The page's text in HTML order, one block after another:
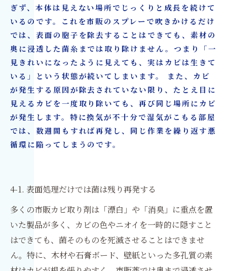
ぎず、本体は見えない場所でじっくりと成長を続けて
いるのです。これを市販のスプレーで吹きかけるだけ
では、表面の胞子を除去することはできても、素材の
奥に浸透した菌糸までは取り除けません。つまり「一
見きれいになったように見えても、実はカビは生きて
いる」という状態が続いてしまいます。 また、カビ
が発生する原因が除去されていない限り、たとえ目に
見えるカビを一度取り除いても、再び同じ場所にカビ
が発生します。特に換気が不十分で湿気がこもる部屋
では、数週間もすれば再発し、同じ作業を繰り返す悪
循環に陥ってしまうのです。
4-1. 表面処理だけでは菌は残り再発する
多くの市販カビ取り剤は「漂白」や「消臭」に重点を置
いた製品が多く、カビの色やニオイを一時的に隠すこと
はできても、菌そのものを死滅させることはできませ
ん。特に、木材や石膏ボード、壁紙といった多孔質の素